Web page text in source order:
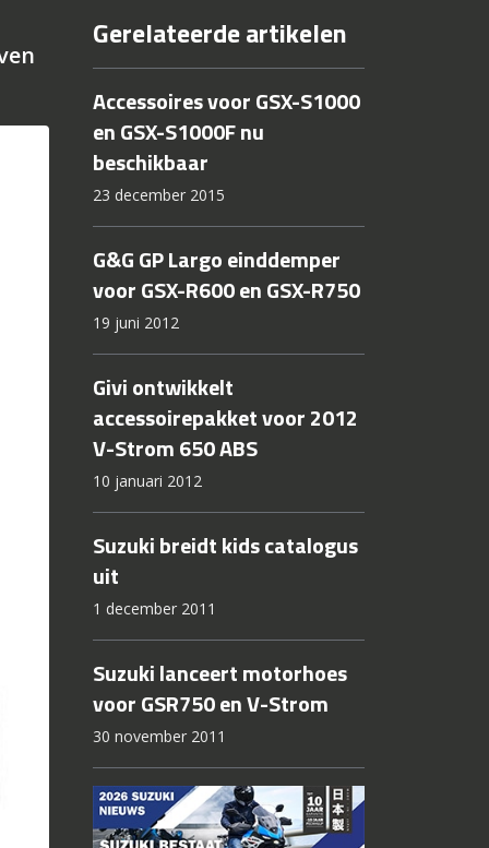
Gerelateerde artikelen
Accessoires voor GSX-S1000
en GSX-S1000F nu
beschikbaar
23 december 2015
G&G GP Largo einddemper
voor GSX-R600 en GSX-R750
19 juni 2012
Givi ontwikkelt
accessoirepakket voor 2012
V-Strom 650 ABS
10 januari 2012
Suzuki breidt kids catalogus
uit
1 december 2011
Suzuki lanceert motorhoes
voor GSR750 en V-Strom
30 november 2011